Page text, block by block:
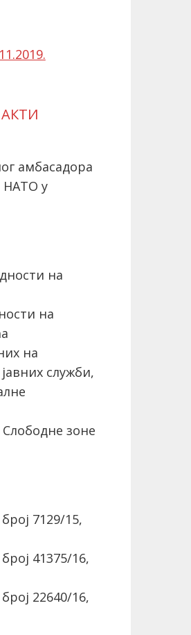
амбасадора
НАТО у
на
на
на
служби,
зоне
7129/15,
41375/16,
22640/16,